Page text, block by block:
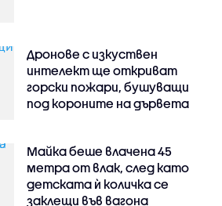
Дронове с изкуствен
интелект ще откриват
горски пожари, бушуващи
под короните на дървета
Майка беше влачена 45
метра от влак, след като
детската ѝ количка се
заклещи във вагона